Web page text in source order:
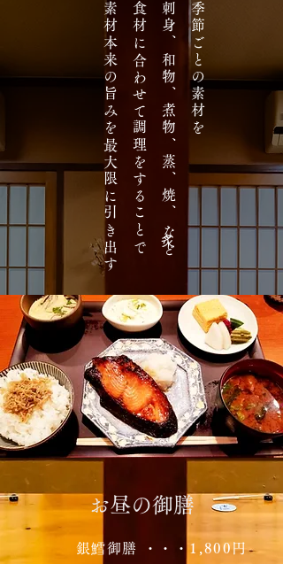
季節ごとの素材を
刺身、和物、煮物、蒸、焼、炙など
食材に合わせて調理をすることで
素材本来の旨みを最大限に引き出す
お昼の御膳
銀鱈御膳​ ・・・1,800円